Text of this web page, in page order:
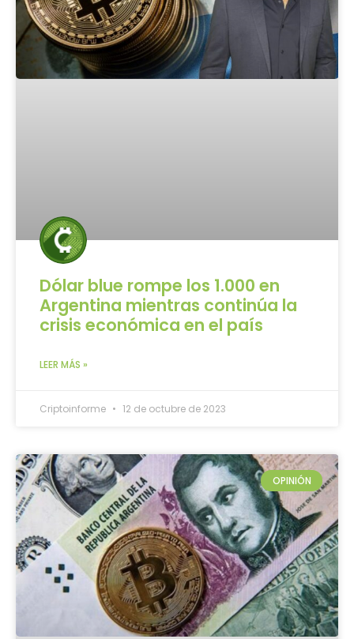
Dólar blue rompe los 1.000 en
Argentina mientras continúa la
crisis económica en el país
LEER MÁS »
Criptoinforme 12 de octubre de 2023
OPINIÓN